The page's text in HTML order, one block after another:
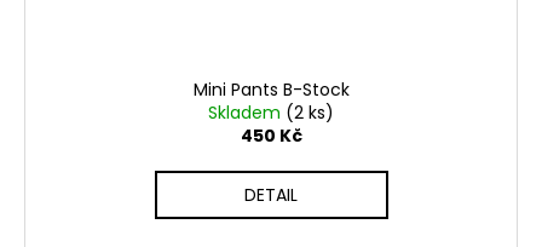
Mini Pants B-Stock
Skladem (2 ks)
450 Kč
DETAIL